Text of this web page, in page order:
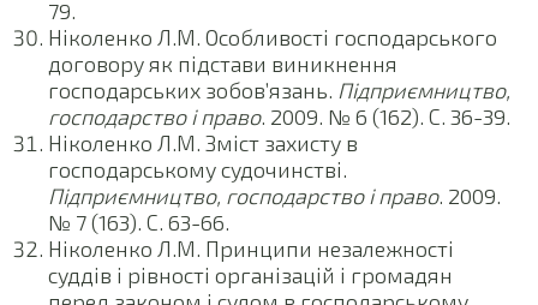
79.
Ніколенко Л.М. Особливості господарського
договору як підстави виникнення
господарських зобов’язань. Підприємництво,
господарство і право. 2009. № 6 (162). С. 36-39.
Ніколенко Л.М. Зміст захисту в
господарському судочинстві.
Підприємництво, господарство і право. 2009.
№ 7 (163). С. 63-66.
Ніколенко Л.М. Принципи незалежності
суддів і рівності організацій і громадян